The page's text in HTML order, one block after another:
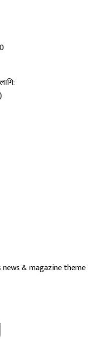
& magazine theme